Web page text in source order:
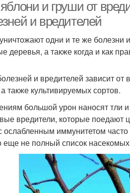
яблони и груши от
и вредителей
одни и те же
деревья, а также когда и как
и вредителей зависит
также культивируемых сортов.
большой урон наносят тли
вредители, которые
ослабленным иммунитетом
еще не полный список